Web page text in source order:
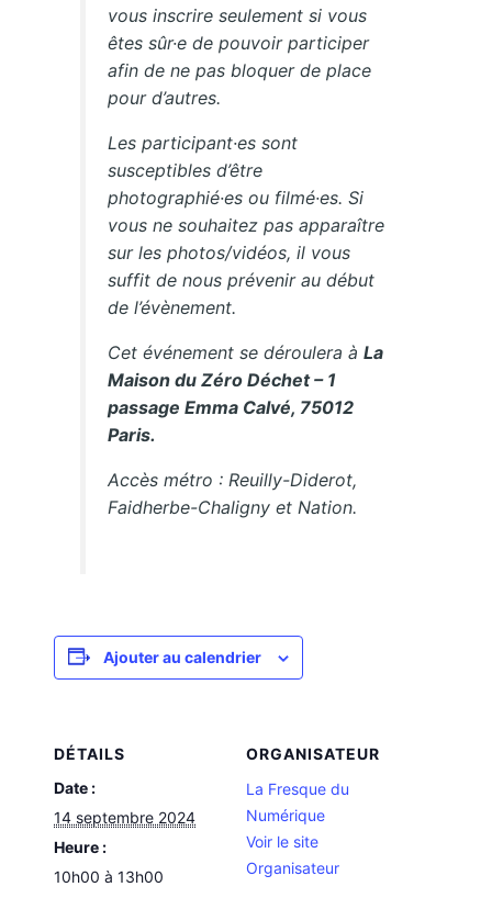
vous inscrire seulement si vous
êtes sûr·e de pouvoir participer
afin de ne pas bloquer de place
pour d’autres.
Les participant·es sont
susceptibles d’être
photographié·es ou filmé·es. Si
vous ne souhaitez pas apparaître
sur les photos/vidéos, il vous
suffit de nous prévenir au début
de l’évènement.
Cet événement se déroulera àLa
Maison du Zéro Déchet – 1
passage Emma Calvé, 75012
Paris.
Accès métro : Reuilly-Diderot,
Faidherbe-Chaligny et Nation.
Ajouter au calendrier
DÉTAILS
Date :
14 septembre 2024
Heure :
10h00 à 13h00
ORGANISATEUR
La Fresque du
Numérique
Voir le site
Organisateur